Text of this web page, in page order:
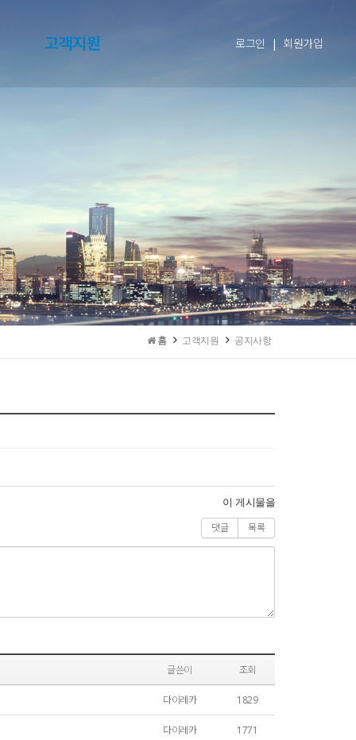
로그인 | 회원가입
고객지원
홈 고객지원 공지사항
이 게시물을
댓글 목록
글쓴이 조회
다이레카 1829
다이레카 1771